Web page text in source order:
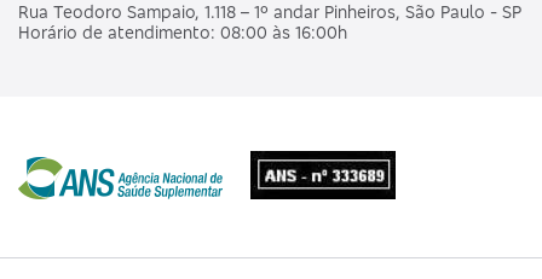
Rua Teodoro Sampaio, 1.118 – 1º andar Pinheiros, São Paulo - SP
Horário de atendimento: 08:00 às 16:00h